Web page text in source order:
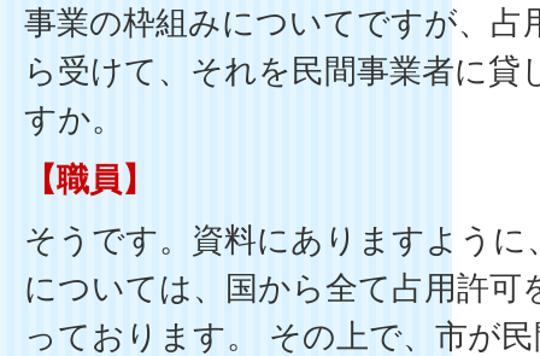
事業の枠組みについてですが、占
ら受けて、それを民間事業者に貸
すか。
【職員】
そうです。資料にありますよう
については、国から全て占用許可
っております。 その上で、市が